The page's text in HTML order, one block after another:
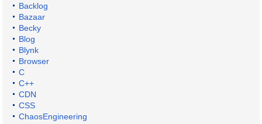
Backlog
Bazaar
Becky
Blog
Blynk
Browser
C
C++
CDN
CSS
ChaosEngineering